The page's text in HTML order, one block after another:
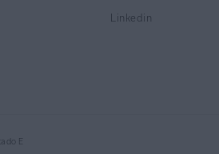
Linkedin
E